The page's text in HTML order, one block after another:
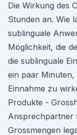
Die Wirkung des
Stunden an. Wie
sublinguale
Möglichkeit, die
die sublinguale
ein paar Minuten,
Einnahme zu
Produkte -
Ansprechpartner
Grossmengen